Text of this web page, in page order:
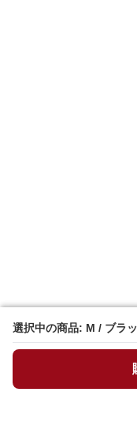
選択中の商品: M / ブラ
選択中の商品: M / ブラ